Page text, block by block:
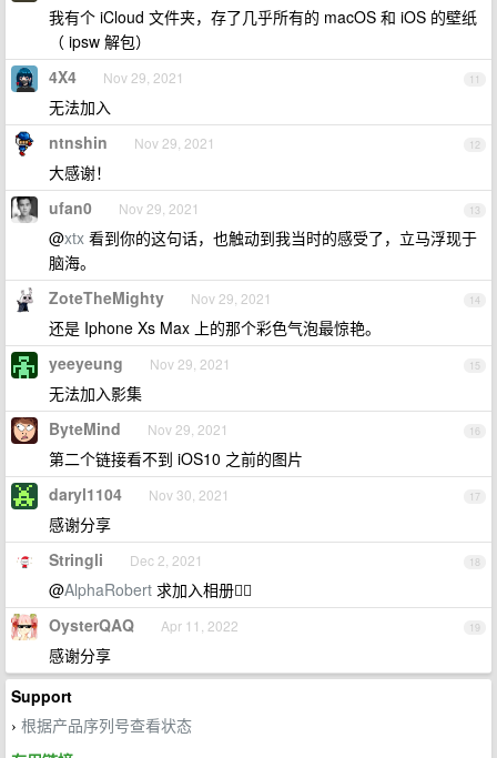
我有个 iCloud 文件夹，存了几乎所有的 macOS 和 iOS 的壁纸
（ ipsw 解包）
11
4X4 Nov 29, 2021
无法加入
12
ntnshin Nov 29, 2021
大感谢！
13
ufan0 Nov 29, 2021
@xtx 看到你的这句话，也触动到我当时的感受了，立马浮现于
脑海。
14
ZoteTheMighty Nov 29, 2021
还是 Iphone Xs Max 上的那个彩色气泡最惊艳。
15
yeeyeung Nov 29, 2021
无法加入影集
16
ByteMind Nov 29, 2021
第二个链接看不到 iOS10 之前的图片
17
daryl1104 Nov 30, 2021
感谢分享
18
Stringli Dec 2, 2021
@AlphaRobert 求加入相册🙆‍♂️
19
OysterQAQ Apr 11, 2022
感谢分享
Support
› 根据产品序列号查看状态